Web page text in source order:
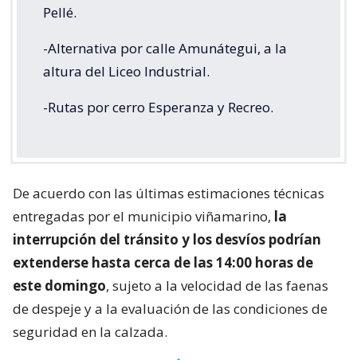
Pellé.
-Alternativa por calle Amunátegui, a la
altura del Liceo Industrial.
-Rutas por cerro Esperanza y Recreo.
De acuerdo con las últimas estimaciones técnicas
entregadas por el municipio viñamarino, la
interrupción del tránsito y los desvíos podrían
extenderse hasta cerca de las 14:00 horas de
este domingo, sujeto a la velocidad de las faenas
de despeje y a la evaluación de las condiciones de
seguridad en la calzada.